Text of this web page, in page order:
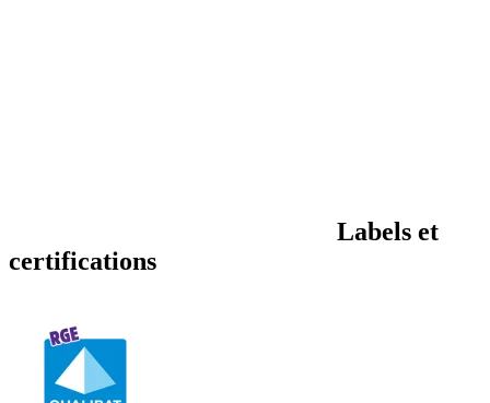
Labels et
certifications